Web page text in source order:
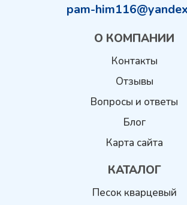
pam-
О КОМПАНИИ
Контакты
Отзывы
Вопросы и ответы
Блог
Карта сайта
КАТАЛОГ
Песок кварцевый